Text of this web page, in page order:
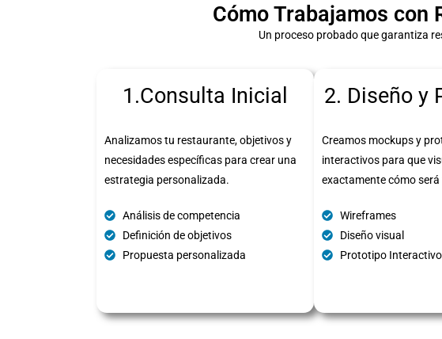
Cómo Trabajamos con
Un proceso probado que garantiza
1.Consulta Inicial
Analizamos tu restaurante, objetivos y
necesidades específicas para crear una
estrategia personalizada.
Análisis de competencia
Definición de objetivos
Propuesta personalizada
2. Diseño y
Creamos mockups y
interactivos para que
exactamente cómo será
Wireframes
Diseño visual
Prototipo Interactivo